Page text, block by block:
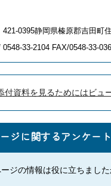
421-0395静岡県榛原郡吉田町
0548-33-2104 FAX/0548-33-
付資料を見るためにはビュ
ジに関するアンケート
ジの情報は役に立ちました